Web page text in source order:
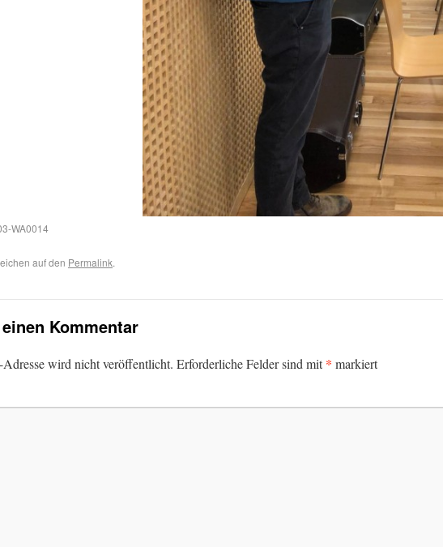
WA0014
auf den Permalink.
Kommentar
wird nicht veröffentlicht. Erforderliche Felder sind mit* markiert